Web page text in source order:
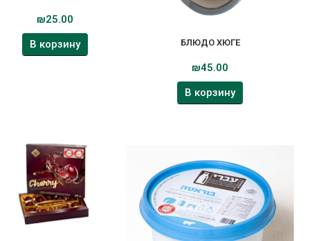
₪25.00
В корзину БЛЮДО ХЮГЕ
₪45.00
В корзину